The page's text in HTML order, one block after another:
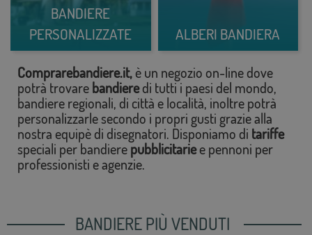
BANDIERE
PERSONALIZZATE
ALBERI BANDIERA
Comprarebandiere.it,è un negozio on-line dove
potrà trovarebandieredi tutti i paesi del mondo,
bandiere regionali, di città e località, inoltre potrà
personalizzarle secondo i propri gusti grazie alla
nostra equipè di disegnatori. Disponiamo di tariffe
speciali per bandierepubblicitariee pennoni per
professionisti e agenzie.
BANDIERE PIÙ VENDUTI